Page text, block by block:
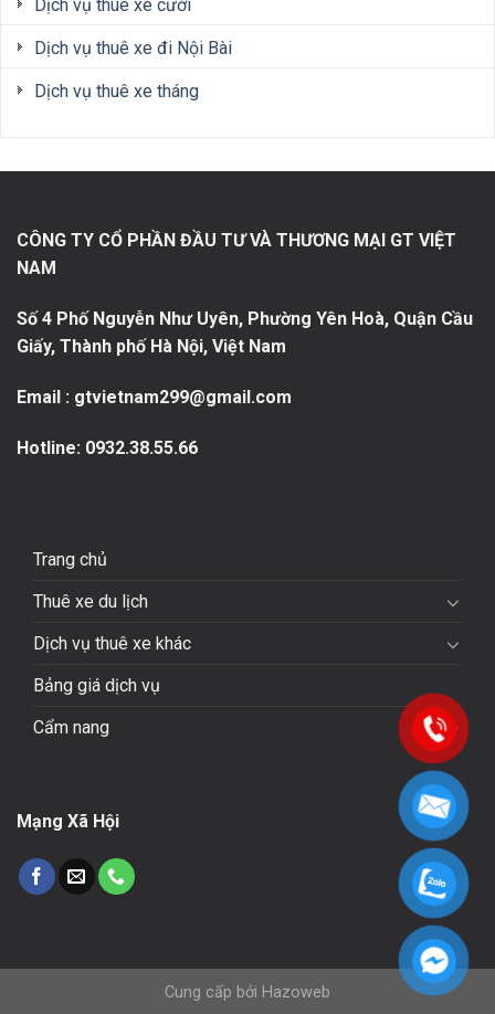
Dịch vụ thuê xe cưới
Dịch vụ thuê xe đi Nội Bài
Dịch vụ thuê xe tháng
CÔNG TY CỔ PHẦN ĐẦU TƯ VÀ THƯƠNG MẠI GT VIỆT
NAM
Số 4 Phố Nguyễn Như Uyên, Phường Yên Hoà, Quận Cầu
Giấy, Thành phố Hà Nội, Việt Nam
Email : gtvietnam299@gmail.com
Hotline: 0932.38.55.66
Trang chủ
Thuê xe du lịch
Dịch vụ thuê xe khác
Bảng giá dịch vụ
Cẩm nang
Mạng Xã Hội
Cung cấp bởi Hazoweb